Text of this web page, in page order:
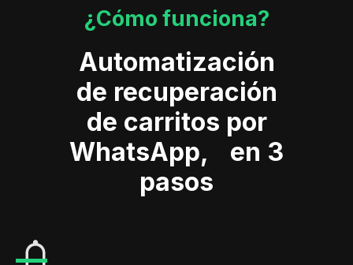
¿Cómo funciona?
Automatización
de recuperación
de carritos por
WhatsApp, en 3
pasos